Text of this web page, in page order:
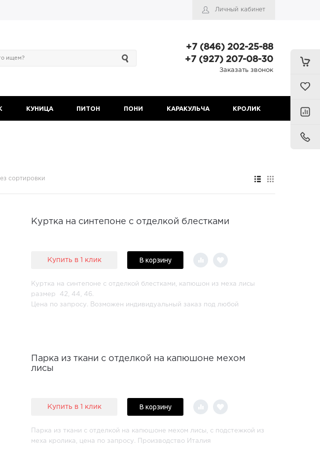
Личный кабинет
+7 (846) 202-25-88
+7 (927) 207-08-30
Заказать звонок
КУНИЦА ПИТОН ПОНИ КАРАКУЛЬЧА КРОЛИК
сортировки
Куртка на синтепоне с отделкой блестками
Купить в 1 клик В корзину
Куртка на синтепоне с отделкой блестками, капюшон из меха лисы
размер 42, 44, 46.
Цена по запросу. Возможен индивидуальный заказ под любой
Парка из ткани с отделкой на капюшоне мехом
лисы
Купить в 1 клик В корзину
Парка из ткани с отделкой на капюшоне мехом лисы, с подстежкой из
меха кролика, цена по запросу. Производство Италия